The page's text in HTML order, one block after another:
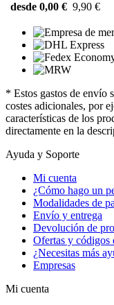
desde 0,00 € 9,90 €
* Estos gastos de envío
costes adicionales, por
características de los
directamente en la
Ayuda y Soporte
Mi cuenta
¿Cómo hago un
Modalidades de
Envío y entrega
Devolución de
Ofertas y códigos
¿Necesitas más
Empresas
Mi cuenta